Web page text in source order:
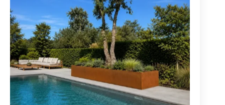
Leeftijd Fase
Jonge boom
Jonge boom
Stamomtrek 14-16cm 16-18cm 18-20cm
20-25cm
Sierpeer